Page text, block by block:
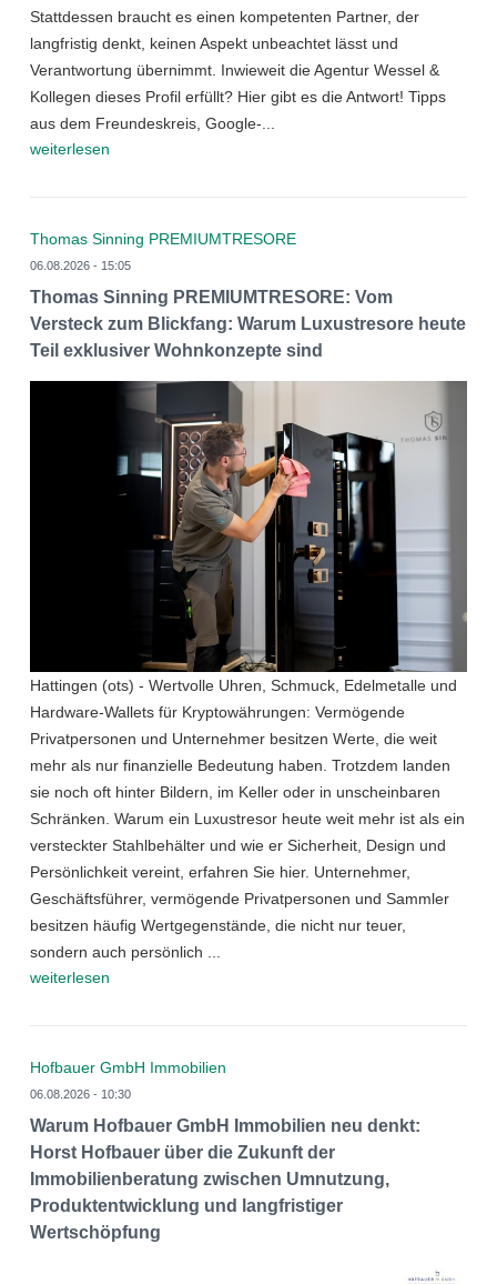
Stattdessen braucht es einen kompetenten Partner, der
langfristig denkt, keinen Aspekt unbeachtet lässt und
Verantwortung übernimmt. Inwieweit die Agentur Wessel &
Kollegen dieses Profil erfüllt? Hier gibt es die Antwort! Tipps
aus dem Freundeskreis, Google-...
weiterlesen
Thomas Sinning PREMIUMTRESORE
06.08.2026 - 15:05
Thomas Sinning PREMIUMTRESORE: Vom
Versteck zum Blickfang: Warum Luxustresore heute
Teil exklusiver Wohnkonzepte sind
Hattingen (ots) - Wertvolle Uhren, Schmuck, Edelmetalle und
Hardware-Wallets für Kryptowährungen: Vermögende
Privatpersonen und Unternehmer besitzen Werte, die weit
mehr als nur finanzielle Bedeutung haben. Trotzdem landen
sie noch oft hinter Bildern, im Keller oder in unscheinbaren
Schränken. Warum ein Luxustresor heute weit mehr ist als ein
versteckter Stahlbehälter und wie er Sicherheit, Design und
Persönlichkeit vereint, erfahren Sie hier. Unternehmer,
Geschäftsführer, vermögende Privatpersonen und Sammler
besitzen häufig Wertgegenstände, die nicht nur teuer,
sondern auch persönlich ...
weiterlesen
Hofbauer GmbH Immobilien
06.08.2026 - 10:30
Warum Hofbauer GmbH Immobilien neu denkt:
Horst Hofbauer über die Zukunft der
Immobilienberatung zwischen Umnutzung,
Produktentwicklung und langfristiger
Wertschöpfung